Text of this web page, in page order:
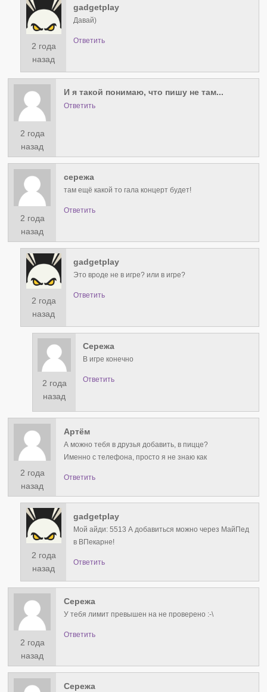
2 года
назад
gadgetplay
Давай)
Ответить
2 года
назад
И я такой понимаю, что пишу не там...
Ответить
2 года
назад
сережа
там ещё какой то гала концерт будет!
Ответить
2 года
назад
gadgetplay
Это вроде не в игре? или в игре?
Ответить
2 года
назад
Сережа
В игре конечно
Ответить
2 года
назад
Артём
А можно тебя в друзья добавить, в пицце?
Именно с телефона, просто я не знаю как
Ответить
2 года
назад
gadgetplay
Мой айди: 5513 А добавиться можно через МайПед
в ВПекарне!
Ответить
2 года
назад
Сережа
У тебя лимит превышен на не проверено :⁠-⁠\
Ответить
Сережа